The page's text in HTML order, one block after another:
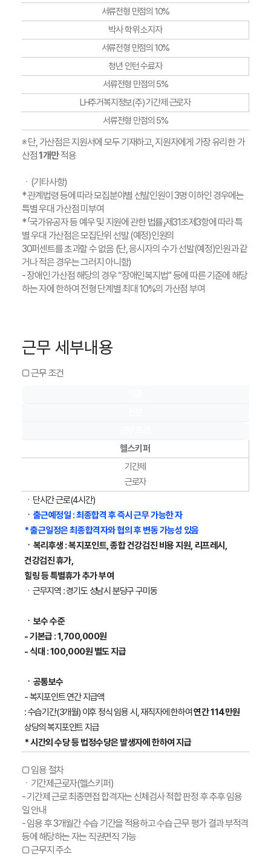
서류전형 만점의 10%
박사 학위 소지자
서류전형 만점의 10%
청년 인턴 수료자
서류전형 만점의 5%
LH주거복지정보(주) 기간제 근로자
서류전형 만점의 5%
※ 단, 가산점은 지원서에 모두 기재하고, 지원자에게 가장 유리한 가
산점1개만적용
ㆍ(기타사항)
* 관계법령 등에 따라 모집분야별 선발인원이 3명 이하인 경우에는
특별 우대 가산점 미부여
* 「국가유공자 등 예우 및 지원에 관한 법률」제31조제3항에 따라 특
별 우대 가산점은 모집단위 선발 (예정)인원의
30퍼센트를 초과할 수 없음 (단, 응시자의 수가 선발(예정)인원과 같
거나 적은 경우는 그러지 아니함)
- 장애인 가산점 해당의 경우 “장애인복지법” 등에 따른 기준에 해당
하는 자에 한하여 전형 단계별 최대 10%의 가산점 부여
근무 세부내용
□ 근무 조건
헬스키퍼
기간제
근로자
ㆍ단시간 근로(4시간)
ㆍ출근예정일 : 최종합격 후 즉시 근무 가능한 자
* 출근일정은 최종합격자와 협의 후 변동 가능성 있음
ㆍ복리후생 : 복지포인트, 종합 건강검진 비용 지원, 리프레시,
건강검진 휴가,
힐링 등 특별휴가 추가 부여
ㆍ근무지역 : 경기도 성남시 분당구 구미동
ㆍ보수 수준
- 기본급 : 1,700,000원
- 식대 : 100,000원 별도 지급
ㆍ공통보수
- 복지포인트 연간 지급액
: 수습기간(3개월) 이후 정식 임용 시, 재직자에 한하여연간 114만원
상당의 복지포인트 지급
* 시간외 수당 등 법정수당은 발생자에 한하여 지급
□ 임용 절차
ㆍ기간제근로자(헬스키퍼)
- 기간제 근로 최종면접 합격자는 신체검사 적합 판정 후 추후 임용
일 안내
- 임용 후 3개월간 수습 기간을 적용하고 수습 근무 평가 결과 부적격
등에 해당하는 자는 직권면직 가능
□ 근무지 주소